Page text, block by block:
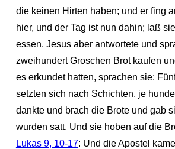
die keinen Hirten haben; und er fing
hier, und der Tag ist nun dahin; laß
essen. Jesus aber antwortete und
zweihundert Groschen Brot kaufen
es erkundet hatten, sprachen sie:
setzten sich nach Schichten, je
dankte und brach die Brote und gab
wurden satt. Und sie hoben auf die
Lukas 9, 10-17: Und die Apostel